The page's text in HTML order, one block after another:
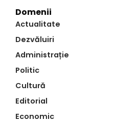
Domenii
Actualitate
Dezvăluiri
Administrație
Politic
Cultură
Editorial
Economic